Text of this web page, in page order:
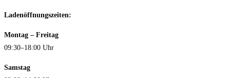
Ladenöffnungszeiten:
Montag – Freitag
09:30–18:00 Uhr
Samstag